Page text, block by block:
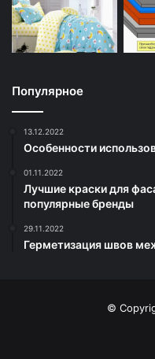
Популярное
13.12.2022
Особенности
01.11.2022
Лучшие краски для
популярные бренды
29.11.2022
Герметизация швов
©